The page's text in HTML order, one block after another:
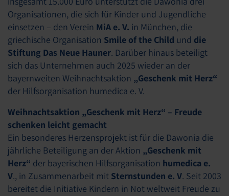
Organisationen, die sich für Kinder und Jugendliche
einsetzen – den Verein MiA e. V. in München, die
griechische Organisation Smile of the Child und die
Stiftung Das Neue Hauner. Darüber hinaus beteiligt
sich das Unternehmen auch 2025 wieder an der
bayernweiten Weihnachtsaktion „Geschenk mit Herz“
der Hilfsorganisation humedica e. V.
Weihnachtsaktion „Geschenk mit Herz“ – Freude
schenken leicht gemacht
Ein besonderes Herzensprojekt ist für die Dawonia die
jährliche Beteiligung an der Aktion „Geschenk mit
Herz“ der bayerischen Hilfsorganisation humedica e.
V., in Zusammenarbeit mit Sternstunden e. V. Seit 2003
bereitet die Initiative Kindern in Not weltweit Freude zu